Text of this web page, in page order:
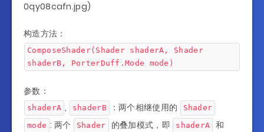
0qy08cafn.jpg)
构造方法：
ComposeShader(Shader shaderA, Shader
shaderB, PorterDuff.Mode mode)
参数：
shaderA , shaderB ：两个相继使用的
Shader
mode : 两个 Shader 的叠加模式，即 shaderA 和